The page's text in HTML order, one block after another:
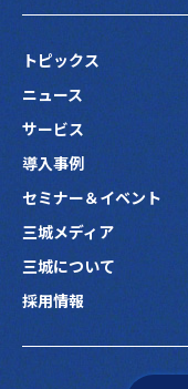
トピックス
ニュース
サービス
導入事例
セミナー＆イベント
三城メディア
三城について
採用情報